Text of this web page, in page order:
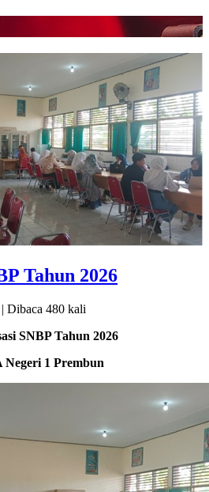
Tahun 2026
Dibaca 480 kali
SNBP Tahun 2026
Negeri 1 Prembun